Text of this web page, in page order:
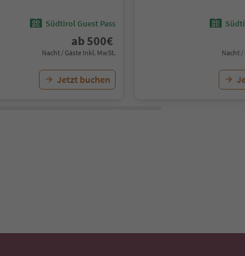
Südtirol Guest Pass
ab 500€
Nacht / Gäste Inkl. MwSt.
Jetzt buchen
Nacht /